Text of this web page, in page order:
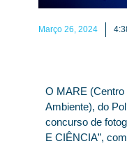
Março 26, 2024
O MARE (Centro
Ambiente), do
concurso de
E CIÊNCIA”,